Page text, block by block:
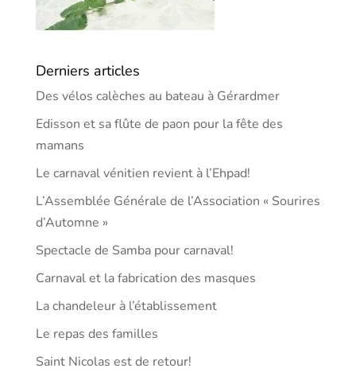
Derniers articles
Des vélos calèches au bateau à Gérardmer
Edisson et sa flûte de paon pour la fête des
mamans
Le carnaval vénitien revient à l’Ehpad!
L’Assemblée Générale de l’Association « Sourires
d’Automne »
Spectacle de Samba pour carnaval!
Carnaval et la fabrication des masques
La chandeleur à l’établissement
Le repas des familles
Saint Nicolas est de retour!